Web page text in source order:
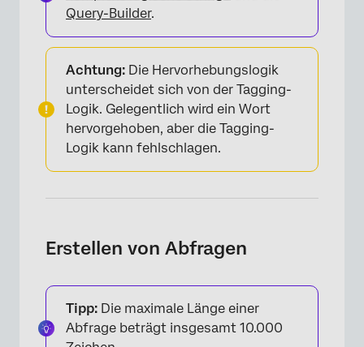
×
Query-Builder.
Achtung: Die Hervorhebungslogik
unterscheidet sich von der Tagging-
Logik. Gelegentlich wird ein Wort
hervorgehoben, aber die Tagging-
Logik kann fehlschlagen.
Erstellen von Abfragen
Tipp: Die maximale Länge einer
Abfrage beträgt insgesamt 10.000